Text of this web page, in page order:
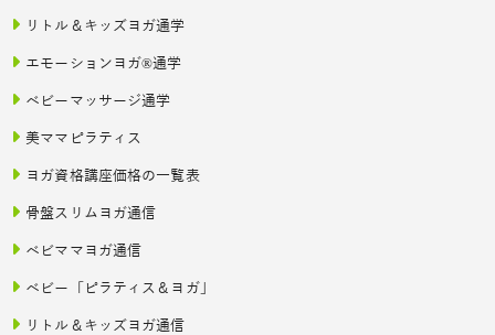
リトル＆キッズヨガ通学
エモーションヨガ®通学
ベビーマッサージ通学
美ママピラティス
ヨガ資格講座価格の一覧表
骨盤スリムヨガ通信
ベビママヨガ通信
ベビー「ピラティス＆ヨガ」
リトル＆キッズヨガ通信